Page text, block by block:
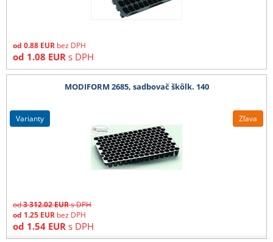
od 0.88 EUR bez DPH
od 1.08 EUR s DPH
MODIFORM 2685, sadbovač škôlk. 140
od3 312.02EURs DPH
Zľava
od 1.25 EUR bez DPH
od 1.54 EUR s DPH
varianty